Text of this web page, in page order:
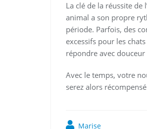
La clé de la réussite de
animal a son propre
période. Parfois, des
excessifs pour les
répondre avec
Avec le temps, votre
serez alors
Marise